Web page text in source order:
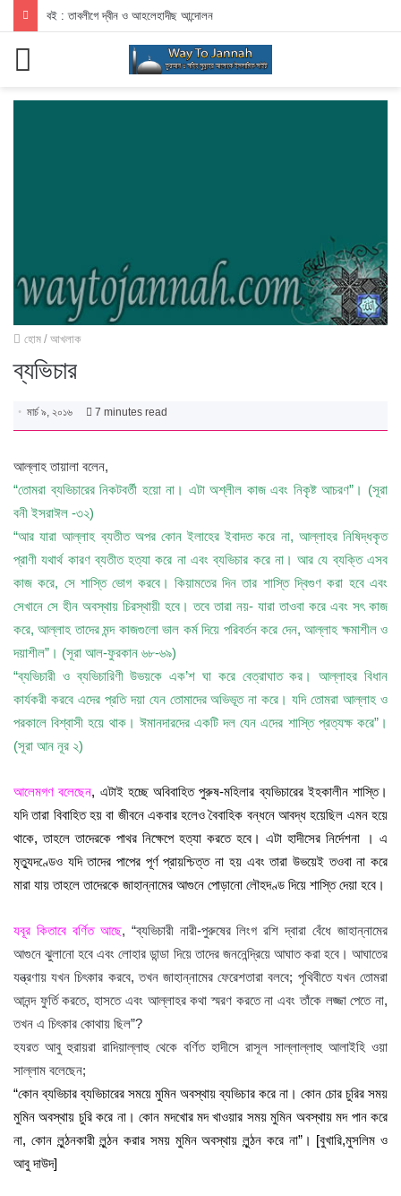
বই : তাবলীগে দ্বীন ও আহলেহাদীছ আন্দোলন
হোম / আখলাক
ব্যভিচার
মার্চ ৯, ২০১৬ 7 minutes read
আল্লাহ তায়ালা বলেন,
“তোমরা ব্যভিচারের নিকটবর্তী হয়ো না। এটা অশ্লীল কাজ এবং নিকৃষ্ট আচরণ”। (সূরা
বনী ইসরাঈল -৩২)
“আর যারা আল্লাহ ব্যতীত অপর কোন ইলাহের ইবাদত করে না, আল্লাহর নিষিদ্ধকৃত
প্রাণী যথার্থ কারণ ব্যতীত হত্যা করে না এবং ব্যভিচার করে না। আর যে ব্যক্তি এসব
কাজ করে, সে শাস্তি ভোগ করবে। কিয়ামতের দিন তার শাস্তি দ্বিগুণ করা হবে এবং
সেখানে সে হীন অবস্থায় চিরস্থায়ী হবে। তবে তারা নয়- যারা তাওবা করে এবং সৎ কাজ
করে, আল্লাহ তাদের মন্দ কাজগুলো ভাল কর্ম দিয়ে পরিবর্তন করে দেন, আল্লাহ ক্ষমাশীল ও
দয়াশীল”। (সূরা আল-ফুরকান ৬৮-৬৯)
“ব্যভিচারী ও ব্যভিচারিণী উভয়কে এক’শ ঘা করে বেত্রাঘাত কর। আল্লাহর বিধান
কার্যকরী করবে এদের প্রতি দয়া যেন তোমাদের অভিভূত না করে। যদি তোমরা আল্লাহ ও
পরকালে বিশ্বাসী হয়ে থাক। ঈমানদারদের একটি দল যেন এদের শাস্তি প্রত্যক্ষ করে”।
(সূরা আন নূর ২)
আলেমগণ বলেছেন, এটাই হচ্ছে অবিবাহিত পুরুষ-মহিলার ব্যভিচারের ইহকালীন শাস্তি।
যদি তারা বিবাহিত হয় বা জীবনে একবার হলেও বৈবাহিক বন্ধনে আবদ্ধ হয়েছিল এমন হয়ে
থাকে, তাহলে তাদেরকে পাথর নিক্ষেপে হত্যা করতে হবে। এটা হাদীসের নির্দেশনা । এ
মৃত্যুদণ্ডেও যদি তাদের পাপের পূর্ণ প্রায়শ্চিত্ত না হয় এবং তারা উভয়েই তওবা না করে
মারা যায় তাহলে তাদেরকে জাহান্নামের আগুনে পোড়ানো লৌহদণ্ড দিয়ে শাস্তি দেয়া হবে।
যবূর কিতাবে বর্ণিত আছে, “ব্যভিচারী নারী-পুরুষের লিংগ রশি দ্বারা বেঁধে জাহান্নামের
আগুনে ঝুলানো হবে এবং লোহার ডান্ডা দিয়ে তাদের জননেন্দ্রিয়ে আঘাত করা হবে। আঘাতের
যন্ত্রণায় যখন চিৎকার করবে, তখন জাহান্নামের ফেরেশতারা বলবে; পৃথিবীতে যখন তোমরা
আনন্দ ফুর্তি করতে, হাসতে এবং আল্লাহর কথা স্মরণ করতে না এবং তাঁকে লজ্জা পেতে না,
তখন এ চিৎকার কোথায় ছিল”?
হযরত আবু হুরায়রা রাদিয়াল্লাহু থেকে বর্ণিত হাদীসে রাসূল সাল্লাল্লাহু আলাইহি ওয়া
সাল্লাম বলেছেন;
“কোন ব্যভিচার ব্যভিচারের সময়ে মুমিন অবস্থায় ব্যভিচার করে না। কোন চোর চুরির সময়
মুমিন অবস্থায় চুরি করে না। কোন মদখোর মদ খাওয়ার সময় মুমিন অবস্থায় মদ পান করে
না, কোন লুন্ঠনকারী লুন্ঠন করার সময় মুমিন অবস্থায় লুন্ঠন করে না”। [বুখারি,মুসলিম ও
আবু দাউদ]